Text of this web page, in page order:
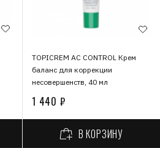
TOPICREM АС CONTROL Крем
баланс для коррекции
несовершенств, 40 мл
1 440 ₽
В КОРЗИНУ